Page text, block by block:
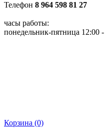
Телефон 8 964 598 81 27
часы работы:
понедельник-пятница 12:00 -
Корзина (0)